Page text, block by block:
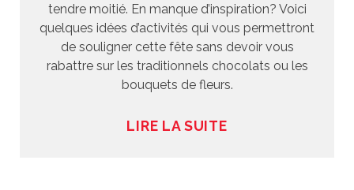
tendre moitié. En manque d’inspiration? Voici
quelques idées d’activités qui vous permettront
de souligner cette fête sans devoir vous
rabattre sur les traditionnels chocolats ou les
bouquets de fleurs.
LIRE LA SUITE